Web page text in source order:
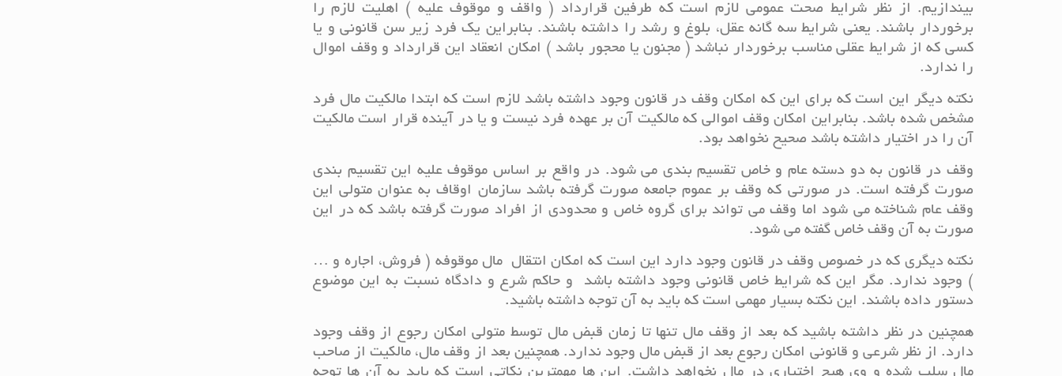
بیندازیم. از نظر شرایط صحت عمومی لازم است که طرفین قرارداد ( واقف و موقوف علیه ) اهلیت لازم را
برخوردار باشند. یعنی شرایط سه گانه عقل، بلوغ و رشد را داشته باشند. بنابراین یک فرد زیر سن قانونی و یا
کسی که از شرایط عقلی مناسب برخوردار نباشد ( مجنون یا محجور باشد ) امکان انعقاد این قرارداد و وقف اموال
را ندارد.
نکته دیگر این است که برای این که امکان وقف در قانون وجود داشته باشد لازم است که ابتدا مالکیت مال فرد
مشخص شده باشد. بنابراین امکان وقف اموالی که مالکیت آن بر عهده فرد نیست و یا در آینده قرار است مالکیت
آن را در اختیار داشته باشد صحیح نخواهد بود.
وقف در قانون به دو دسته عام و خاص تقسیم بندی می شود. در واقع بر اساس موقوف علیه این تقسیم بندی
صورت گرفته است. در صورتی که وقف بر عموم جامعه صورت گرفته باشد سازمان اوقاف به عنوان متولی این
وقف عام شناخته می شود اما وقف می تواند برای گروه خاص و محدودی از افراد صورت گرفته باشد که در این
صورت به آن وقف خاص گفته می شود.
نکته دیگری که در خصوص وقف در قانون وجود دارد این است که امکان انتقال مال موقوفه ( فروش، اجاره و …
) وجود ندارد. مگر این که شرایط خاص قانونی وجود داشته باشد و حاکم شرع و دادگاه نسبت به این موضوع
دستور داده باشند. این نکته بسیار مهمی است که باید به آن توجه داشته باشید.
همچنین در نظر داشته باشید که بعد از وقف مال تنها تا زمان قبض مال توسط متولی امکان رجوع از وقف وجود
دارد. از نظر شرعی و قانونی امکان رجوع بعد از قبض مال وجود ندارد. همچنین بعد از وقف مال، مالکیت از صاحب
مال سلب شده و وی هیچ اختیاری در مال نخواهد داشت. این ها مهمترین نکاتی است که باید به آن ها توجه